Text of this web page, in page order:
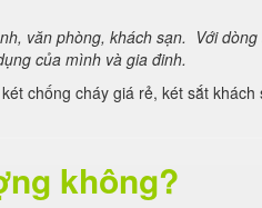
văn phòng, khách sạn. Với
của mình và gia đinh.
chống cháy giá rẻ, két sắt
không?